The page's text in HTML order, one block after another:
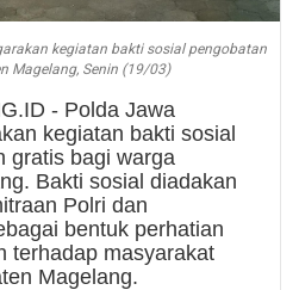
kegiatan bakti sosial pengobatan
Magelang, Senin (19/03)
- Polda Jawa
kegiatan bakti sosial
gratis bagi warga
Bakti sosial diadakan
Polri dan
bentuk perhatian
terhadap masyarakat
Magelang.